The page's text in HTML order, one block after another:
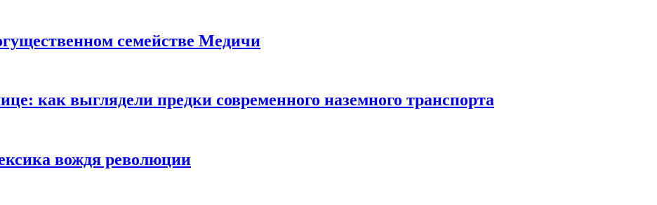
семействе Медичи
как выглядели предки современного наземного транспорта
вождя революции